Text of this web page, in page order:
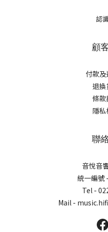
認
顧
付款
退
條款
隱
聯
音悅音
統一編號
Tel -
Mail -